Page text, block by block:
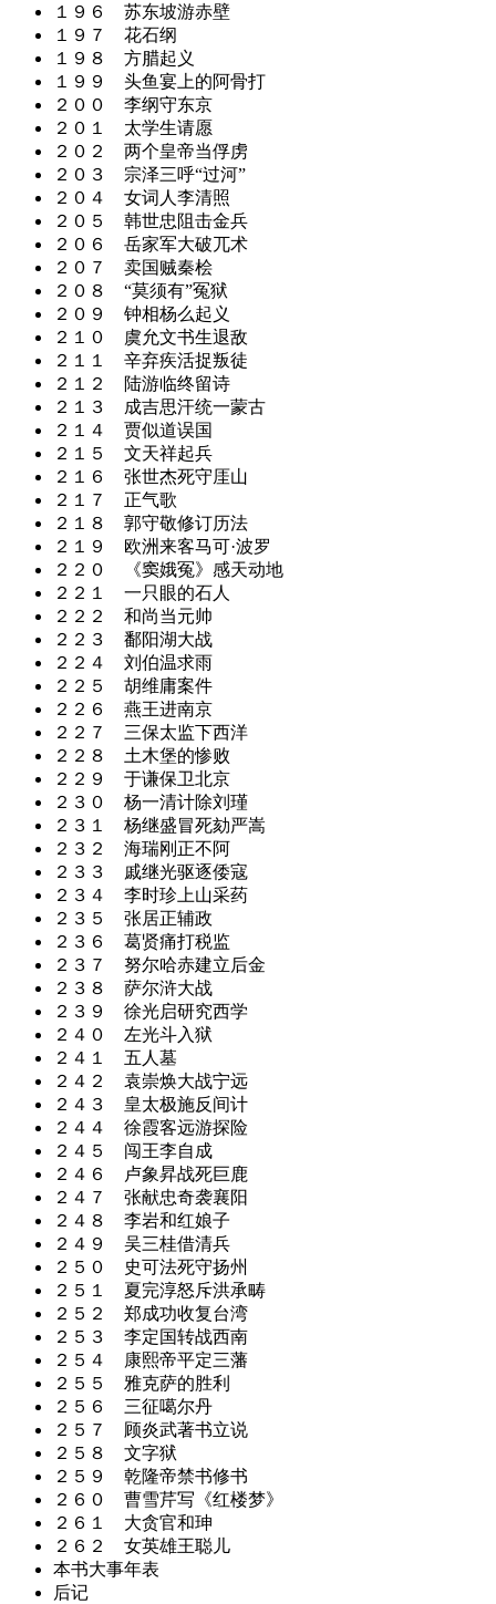
１９６ 苏东坡游赤壁
１９７ 花石纲
１９８ 方腊起义
１９９ 头鱼宴上的阿骨打
２００ 李纲守东京
２０１ 太学生请愿
２０２ 两个皇帝当俘虏
２０３ 宗泽三呼“过河”
２０４ 女词人李清照
２０５ 韩世忠阻击金兵
２０６ 岳家军大破兀术
２０７ 卖国贼秦桧
２０８ “莫须有”冤狱
２０９ 钟相杨么起义
２１０ 虞允文书生退敌
２１１ 辛弃疾活捉叛徒
２１２ 陆游临终留诗
２１３ 成吉思汗统一蒙古
２１４ 贾似道误国
２１５ 文天祥起兵
２１６ 张世杰死守厓山
２１７ 正气歌
２１８ 郭守敬修订历法
２１９ 欧洲来客马可·波罗
２２０ 《窦娥冤》感天动地
２２１ 一只眼的石人
２２２ 和尚当元帅
２２３ 鄱阳湖大战
２２４ 刘伯温求雨
２２５ 胡维庸案件
２２６ 燕王进南京
２２７ 三保太监下西洋
２２８ 土木堡的惨败
２２９ 于谦保卫北京
２３０ 杨一清计除刘瑾
２３１ 杨继盛冒死劾严嵩
２３２ 海瑞刚正不阿
２３３ 戚继光驱逐倭寇
２３４ 李时珍上山采药
２３５ 张居正辅政
２３６ 葛贤痛打税监
２３７ 努尔哈赤建立后金
２３８ 萨尔浒大战
２３９ 徐光启研究西学
２４０ 左光斗入狱
２４１ 五人墓
２４２ 袁崇焕大战宁远
２４３ 皇太极施反间计
２４４ 徐霞客远游探险
２４５ 闯王李自成
２４６ 卢象昇战死巨鹿
２４７ 张献忠奇袭襄阳
２４８ 李岩和红娘子
２４９ 吴三桂借清兵
２５０ 史可法死守扬州
２５１ 夏完淳怒斥洪承畴
２５２ 郑成功收复台湾
２５３ 李定国转战西南
２５４ 康熙帝平定三藩
２５５ 雅克萨的胜利
２５６ 三征噶尔丹
２５７ 顾炎武著书立说
２５８ 文字狱
２５９ 乾隆帝禁书修书
２６０ 曹雪芹写《红楼梦》
２６１ 大贪官和珅
２６２ 女英雄王聪儿
本书大事年表
后记